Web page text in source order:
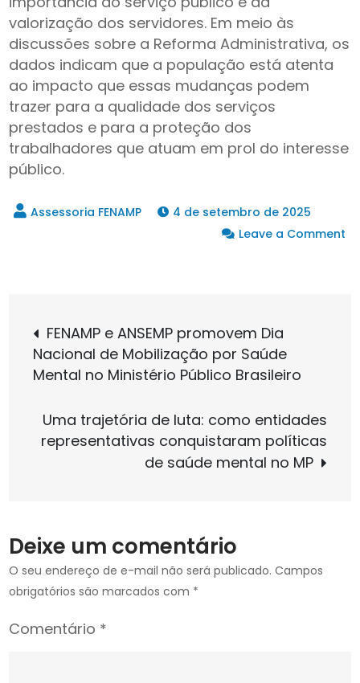
valorização dos servidores. Em meio às
discussões sobre a Reforma Administrativa, os
dados indicam que a população está atenta
ao impacto que essas mudanças podem
trazer para a qualidade dos serviços
prestados e para a proteção dos
trabalhadores que atuam em prol do interesse
público.
4 de setembro de 2025
Leave a Comment
revela
brasileiros
apoiam
público
Navegação
de
Post
FENAMP e ANSEMP promovem Dia
Nacional de Mobilização por Saúde
Mental no Ministério Público Brasileiro
Uma trajetória de luta: como entidades
representativas conquistaram políticas
de saúde mental no MP
Deixe um comentário
O seu endereço de e-mail não será publicado. Campos
obrigatórios são marcados com *
Comentário *